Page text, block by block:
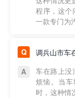
程序，这个
一款专门为
调兵山市车
车在路上没
烦恼。当
时，这种情